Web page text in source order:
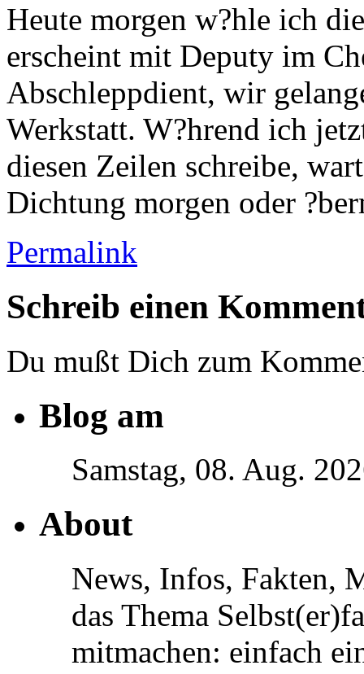
Heute morgen w?hle ich
erscheint mit Deputy im
Abschleppdient, wir
Werkstatt. W?hrend ich
diesen Zeilen schreibe,
Dichtung morgen oder
Permalink
Schreib einen
Du mußt Dich zum
Blog am
Samstag, 08. Aug.
About
News, Infos, Fakten,
das Thema
mitmachen: einfach